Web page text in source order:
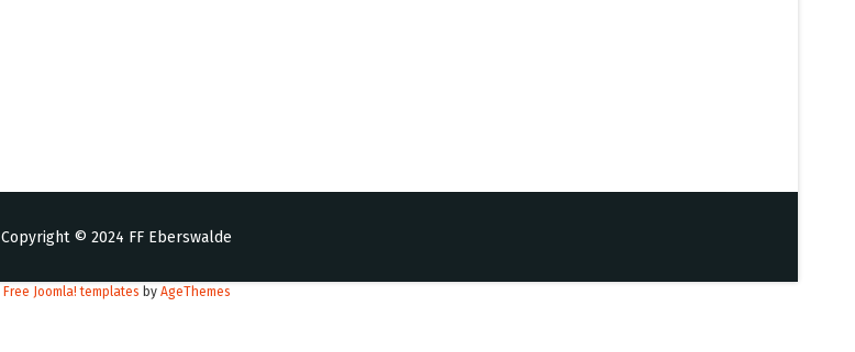
Copyright © 2024 FF Eberswalde
Free Joomla! templates by AgeThemes